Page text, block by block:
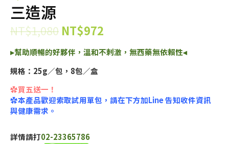
三造源
NT$1,080 NT$972
▸幫助順暢的好夥伴，溫和不刺激，無西藥無依賴性◂
規格：25g／包，8包／盒
✿買五送一！
✿本產品歡迎索取試用單包，請在下方加Line 告知收件資訊
與健康需求。
詳情請打02-23365786